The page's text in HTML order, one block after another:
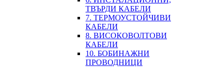
ТВЪРДИ КАБЕЛИ
7. ТЕРМОУСТОЙЧИВИ
КАБЕЛИ
8. ВИСОКОВОЛТОВИ
КАБЕЛИ
10. БОБИНАЖНИ
ПРОВОДНИЦИ